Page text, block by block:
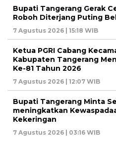
Bupati Tangerang Gerak
Roboh Diterjang Puting
7 Agustus 2026 | 15:18 WIB
Ketua PGRI Cabang
Kabupaten Tangerang
Ke-81 Tahun 2026
7 Agustus 2026 | 12:07 WIB
Bupati Tangerang Minta
meningkatkan
Kekeringan
7 Agustus 2026 | 03:16 WIB